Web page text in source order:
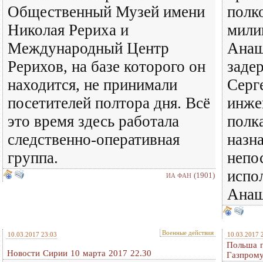
Общественный Музей имени
Николая Рериха и
Международный Центр
Рерихов, на базе которого он
находится, не принимали
посетителей полтора дня. Всё
это время здесь работала
следственно-оперативная
группа.
ИА ФАН (1901)
10.03.2017 23:03 Военные действия
Новости Сирии 10 марта 2017 22.30
10.03.2017
Польша